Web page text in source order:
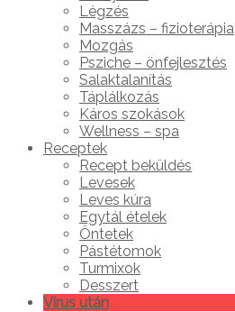
Légzés
Masszázs – fizioterápia
Mozgás
Psziche – önfejlesztés
Salaktalanítás
Táplálkozás
Káros szokások
Wellness – spa
Receptek
Recept beküldés
Levesek
Leves kúra
Egytál ételek
Öntetek
Pástétomok
Turmixok
Desszert
Vírus után